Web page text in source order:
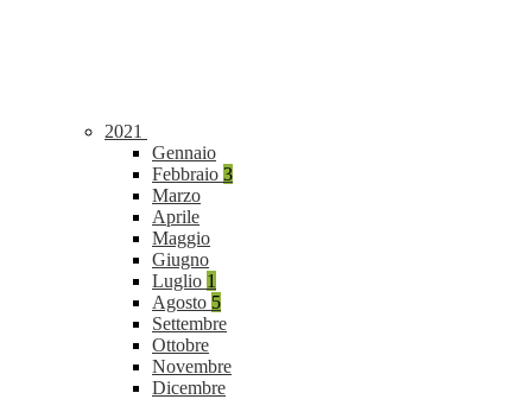
2021
Gennaio
Febbraio 3
Marzo
Aprile
Maggio
Giugno
Luglio 1
Agosto 5
Settembre
Ottobre
Novembre
Dicembre